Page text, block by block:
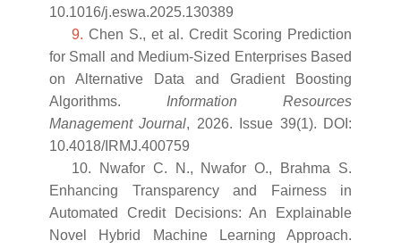
10.1016/j.eswa.2025.130389
9. Chen S., et al. Credit Scoring Prediction
for Small and Medium-Sized Enterprises Based
on Alternative Data and Gradient Boosting
Algorithms. Information Resources
Management Journal, 2026. Issue 39(1). DOI:
10.4018/IRMJ.400759
10. Nwafor C. N., Nwafor O., Brahma S.
Enhancing Transparency and Fairness in
Automated Credit Decisions: An Explainable
Novel Hybrid Machine Learning Approach.